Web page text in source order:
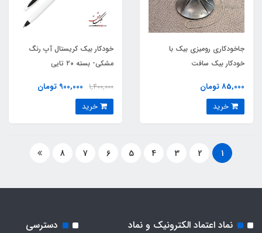
جاخودکاری رومیزی بیک با
خودکار بیک سافت
85,000 تومان
خودکار بیک کریستال آپ رنگ
مشکی- بسته ۲۰ تایی
1,400,000 900,000 تومان
1
2
3
4
5
6
7
8
نماد اعتماد الکترونیک و نماد
دسترسی